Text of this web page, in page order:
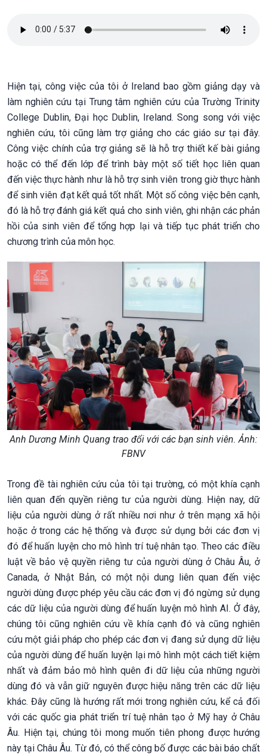
Hiện tại, công việc của tôi ở Ireland bao gồm giảng dạy và
làm nghiên cứu tại Trung tâm nghiên cứu của Trường Trinity
College Dublin, Đại học Dublin, Ireland. Song song với việc
nghiên cứu, tôi cũng làm trợ giảng cho các giáo sư tại đây.
Công việc chính của trợ giảng sẽ là hỗ trợ thiết kế bài giảng
hoặc có thể đến lớp để trình bày một số tiết học liên quan
đến việc thực hành như là hỗ trợ sinh viên trong giờ thực hành
để sinh viên đạt kết quả tốt nhất. Một số công việc bên cạnh,
đó là hỗ trợ đánh giá kết quả cho sinh viên, ghi nhận các phản
hồi của sinh viên để tổng hợp lại và tiếp tục phát triển cho
chương trình của môn học.
Anh Dương Minh Quang trao đổi với các bạn sinh viên. Ảnh:
FBNV
Trong đề tài nghiên cứu của tôi tại trường, có một khía cạnh
liên quan đến quyền riêng tư của người dùng. Hiện nay, dữ
liệu của người dùng ở rất nhiều nơi như ở trên mạng xã hội
hoặc ở trong các hệ thống và được sử dụng bởi các đơn vị
đó để huấn luyện cho mô hình trí tuệ nhân tạo. Theo các điều
luật về bảo vệ quyền riêng tư của người dùng ở Châu Âu, ở
Canada, ở Nhật Bản, có một nội dung liên quan đến việc
người dùng được phép yêu cầu các đơn vị đó ngừng sử dụng
các dữ liệu của người dùng để huấn luyện mô hình AI. Ở đây,
chúng tôi cũng nghiên cứu về khía cạnh đó và cũng nghiên
cứu một giải pháp cho phép các đơn vị đang sử dụng dữ liệu
của người dùng để huấn luyện lại mô hình một cách tiết kiệm
nhất và đảm bảo mô hình quên đi dữ liệu của những người
dùng đó và vẫn giữ nguyên được hiệu năng trên các dữ liệu
khác. Đây cũng là hướng rất mới trong nghiên cứu, kể cả đối
với các quốc gia phát triển trí tuệ nhân tạo ở Mỹ hay ở Châu
Âu. Hiện tại, chúng tôi mong muốn tiên phong được hướng
này tại Châu Âu. Từ đó, có thể công bố được các bài báo chất